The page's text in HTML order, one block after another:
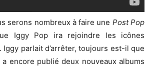
serons nombreux à faire une Post Pop
Iggy Pop ira rejoindre les icônes
parlait d’arrêter, toujours est-il que
encore publié deux nouveaux albums